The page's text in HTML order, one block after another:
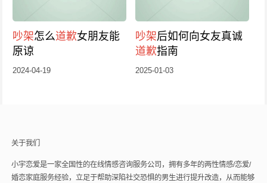
吵架怎么道歉女朋友能
原谅
2024-04-19
吵架后如何向女友真诚
道歉指南
2025-01-03
关于我们
小宇恋爱是一家全国性的在线情感咨询服务公司，拥有多年的两性情感/恋爱/
婚恋家庭服务经验，立足于帮助深陷社交恐惧的男生进行提升改造，从而能够